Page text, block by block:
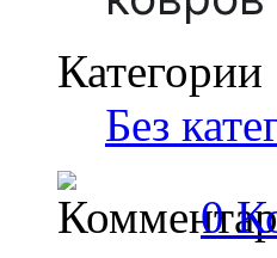
Категории
Без
0